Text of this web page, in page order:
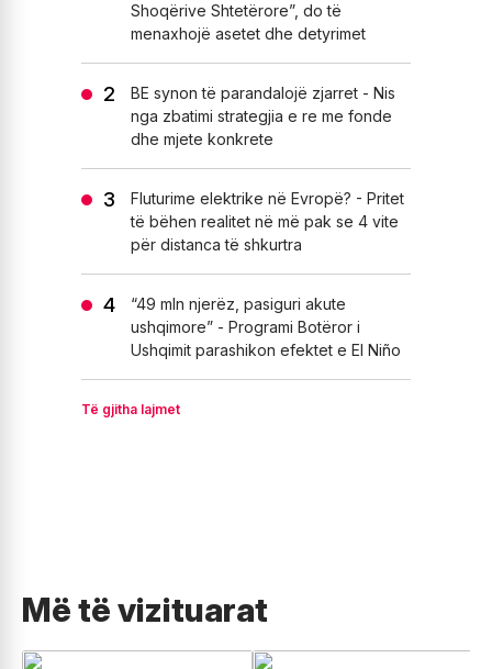
Shoqërive Shtetërore”, do të
menaxhojë asetet dhe detyrimet
BE synon të parandalojë zjarret - Nis
nga zbatimi strategjia e re me fonde
dhe mjete konkrete
Fluturime elektrike në Evropë? - Pritet
të bëhen realitet në më pak se 4 vite
për distanca të shkurtra
“49 mln njerëz, pasiguri akute
ushqimore” - Programi Botëror i
Ushqimit parashikon efektet e El Niño
Të gjitha lajmet
Më të vizituarat